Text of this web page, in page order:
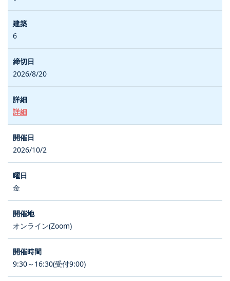
6
2026/8/20
詳細
2026/10/2
金
オンライン(Zoom)
9:30～16:30(受付9:00)